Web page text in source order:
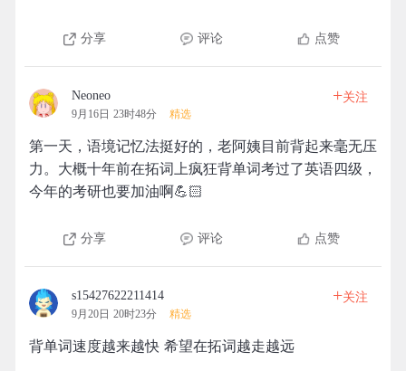
分享 评论 点赞
Neoneo
9月16日 23时48分 精选
+关注
第一天，语境记忆法挺好的，老阿姨目前背起来毫无压
力。大概十年前在拓词上疯狂背单词考过了英语四级，
今年的考研也要加油啊💪🏻
分享 评论 点赞
s15427622211414
9月20日 20时23分 精选
+关注
背单词速度越来越快 希望在拓词越走越远